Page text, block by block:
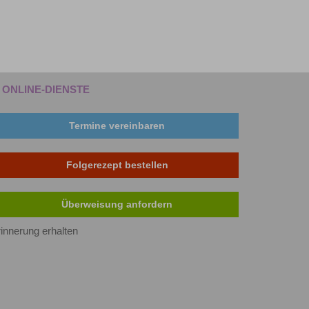
ONLINE-DIENSTE
Termine vereinbaren
Folgerezept bestellen
Überweisung anfordern
erhalten